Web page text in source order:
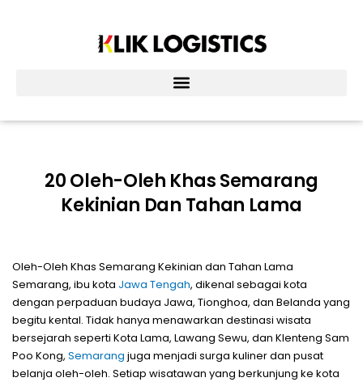
20 Oleh-Oleh Khas Semarang
Kekinian Dan Tahan Lama
Oleh-Oleh Khas Semarang Kekinian dan Tahan Lama
Semarang, ibu kota Jawa Tengah, dikenal sebagai kota
dengan perpaduan budaya Jawa, Tionghoa, dan Belanda yang
begitu kental. Tidak hanya menawarkan destinasi wisata
bersejarah seperti Kota Lama, Lawang Sewu, dan Klenteng Sam
Poo Kong, Semarang juga menjadi surga kuliner dan pusat
belanja oleh-oleh. Setiap wisatawan yang berkunjung ke kota